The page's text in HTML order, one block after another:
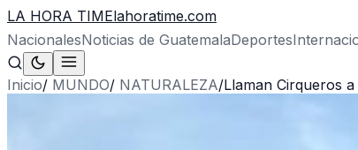
LA HORA TIMElahoratime.com
NacionalesNoticias de GuatemalaDeportes
Inicio/ MUNDO/ NATURALEZA/Llaman Cirqueros